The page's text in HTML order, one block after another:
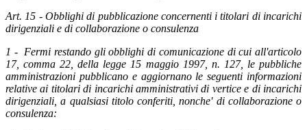
Art. 15 - Obblighi di pubblicazione concernenti i titolari di incarichi
dirigenziali e di collaborazione o consulenza
1 - Fermi restando gli obblighi di comunicazione di cui all'articolo
17, comma 22, della legge 15 maggio 1997, n. 127, le pubbliche
amministrazioni pubblicano e aggiornano le seguenti informazioni
relative ai titolari di incarichi amministrativi di vertice e di incarichi
dirigenziali, a qualsiasi titolo conferiti, nonche' di collaborazione o
consulenza: